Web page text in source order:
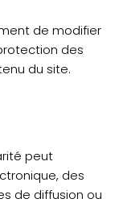
de modifier
des
du site.
peut
des
de diffusion ou